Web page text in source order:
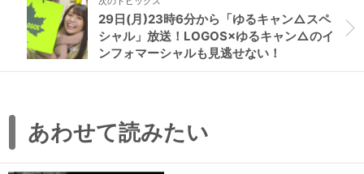
29日(月)23時6分から「ゆるキャン△スペ
シャル」放送！LOGOS×ゆるキャン△のイ
ンフォマーシャルも見逃せない！
あわせて読みたい